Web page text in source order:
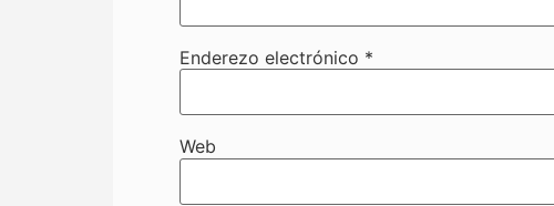
Enderezo electrónico *
Web